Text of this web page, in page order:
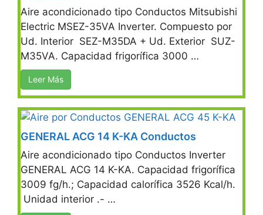
Aire acondicionado tipo Conductos Mitsubishi
Electric MSEZ-35VA Inverter. Compuesto por
Ud. Interior SEZ-M35DA + Ud. Exterior SUZ-
M35VA. Capacidad frigorífica 3000 …
Leer Más
GENERAL ACG 14 K-KA Conductos
Aire acondicionado tipo Conductos Inverter
GENERAL ACG 14 K-KA. Capacidad frigorífica
3009 fg/h.; Capacidad calorífica 3526 Kcal/h.
Unidad interior .- …